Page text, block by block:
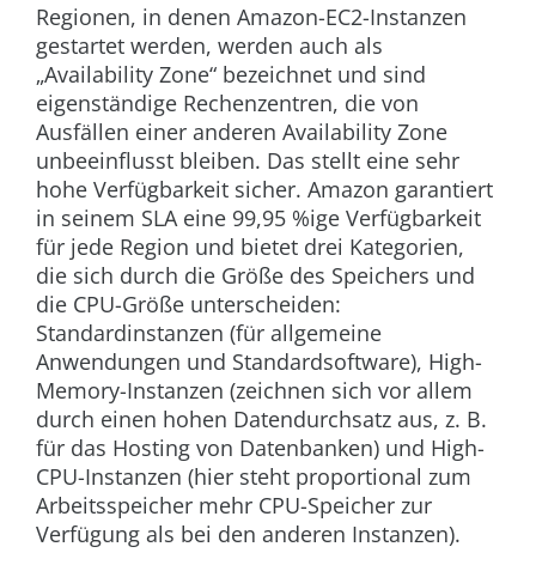
Regionen, in denen Amazon-EC2-Instanzen
gestartet werden, werden auch als
„Availability Zone“ bezeichnet und sind
eigenständige Rechenzentren, die von
Ausfällen einer anderen Availability Zone
unbeeinflusst bleiben. Das stellt eine sehr
hohe Verfügbarkeit sicher. Amazon garantiert
in seinem SLA eine 99,95 %ige Verfügbarkeit
für jede Region und bietet drei Kategorien,
die sich durch die Größe des Speichers und
die CPU-Größe unterscheiden:
Standardinstanzen (für allgemeine
Anwendungen und Standardsoftware), High-
Memory-Instanzen (zeichnen sich vor allem
durch einen hohen Datendurchsatz aus, z. B.
für das Hosting von Datenbanken) und High-
CPU-Instanzen (hier steht proportional zum
Arbeitsspeicher mehr CPU-Speicher zur
Verfügung als bei den anderen Instanzen).